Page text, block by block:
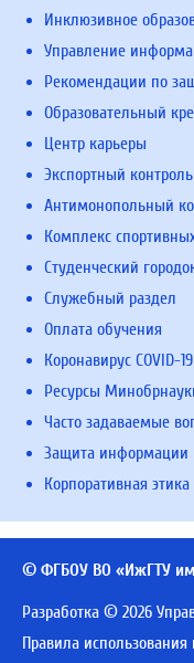
Инклюзивное
Управление
Рекомендации по
Образовательный
Центр карьеры
Экспортный контроль
Антимонопольный
Комплекс
Студенческий
Служебный раздел
Оплата обучения
Коронавирус COVID-19
Ресурсы
Часто задаваемые
Защита информации
Корпоративная этика
© ФГБОУ ВО «ИжГТУ
Разработка © 2026
Правила